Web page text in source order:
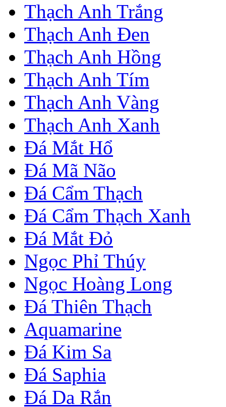
Thạch Anh Trắng
Thạch Anh Đen
Thạch Anh Hồng
Thạch Anh Tím
Thạch Anh Vàng
Thạch Anh Xanh
Đá Mắt Hổ
Đá Mã Não
Đá Cẩm Thạch
Đá Cẩm Thạch Xanh
Đá Mắt Đỏ
Ngọc Phỉ Thúy
Ngọc Hoàng Long
Đá Thiên Thạch
Aquamarine
Đá Kim Sa
Đá Saphia
Đá Da Rắn